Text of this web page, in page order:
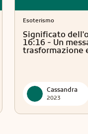
Esoterismo
Significato
16:16 - Un
trasformazione
Cassandra
2023